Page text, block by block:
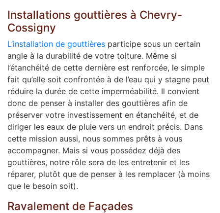
Installations gouttières à Chevry-
Cossigny
L’installation de gouttières participe sous un certain
angle à la durabilité de votre toiture. Même si
l’étanchéité de cette dernière est renforcée, le simple
fait qu’elle soit confrontée à de l’eau qui y stagne peut
réduire la durée de cette imperméabilité. Il convient
donc de penser à installer des gouttières afin de
préserver votre investissement en étanchéité, et de
diriger les eaux de pluie vers un endroit précis. Dans
cette mission aussi, nous sommes prêts à vous
accompagner. Mais si vous possédez déjà des
gouttières, notre rôle sera de les entretenir et les
réparer, plutôt que de penser à les remplacer (à moins
que le besoin soit).
Ravalement de Façades